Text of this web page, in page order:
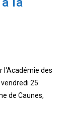
l'Académie des
25
de Caunes,